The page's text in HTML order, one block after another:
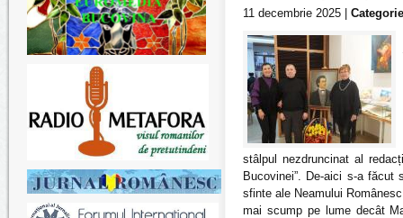
11 decembrie 2025 |
stâlpul nezdruncinat al
Bucovinei”. De-aici s-a
sfinte ale Neamului
mai scump pe lume decât